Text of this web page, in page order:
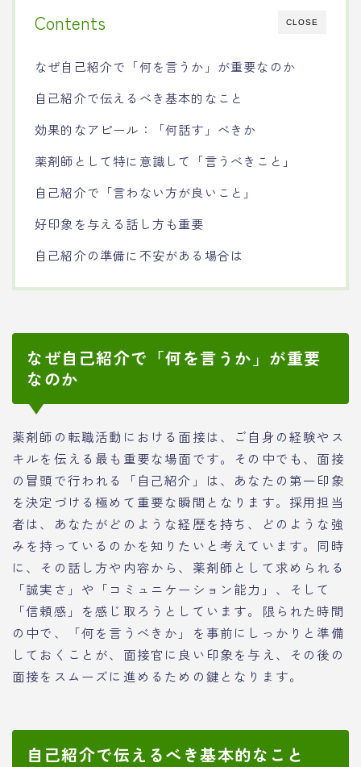
CLOSE
Contents
なぜ自己紹介で「何を言うか」が重要なのか
自己紹介で伝えるべき基本的なこと
効果的なアピール：「何話す」べきか
薬剤師として特に意識して「言うべきこと」
自己紹介で「言わない方が良いこと」
好印象を与える話し方も重要
自己紹介の準備に不安がある場合は
なぜ自己紹介で「何を言うか」が重要
なのか
薬剤師の転職活動における面接は、ご自身の経験やス
キルを伝える最も重要な場面です。その中でも、面接
の冒頭で行われる「自己紹介」は、あなたの第一印象
を決定づける極めて重要な瞬間となります。採用担当
者は、あなたがどのような経歴を持ち、どのような強
みを持っているのかを知りたいと考えています。同時
に、その話し方や内容から、薬剤師として求められる
「誠実さ」や「コミュニケーション能力」、そして
「信頼感」を感じ取ろうとしています。限られた時間
の中で、「何を言うべきか」を事前にしっかりと準備
しておくことが、面接官に良い印象を与え、その後の
面接をスムーズに進めるための鍵となります。
自己紹介で伝えるべき基本的なこと